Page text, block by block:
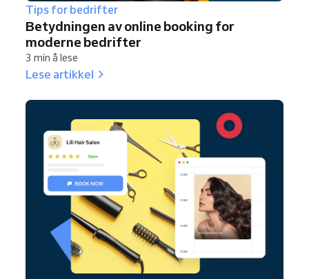
Tips for bedrifter
Betydningen av online booking for
moderne bedrifter
3 min å lese
Lese artikkel